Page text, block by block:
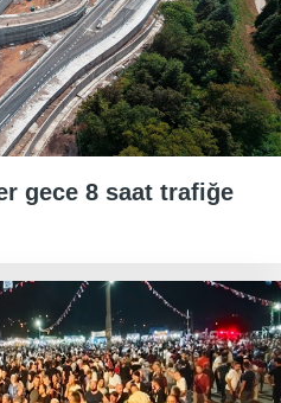
gece 8 saat trafiğe